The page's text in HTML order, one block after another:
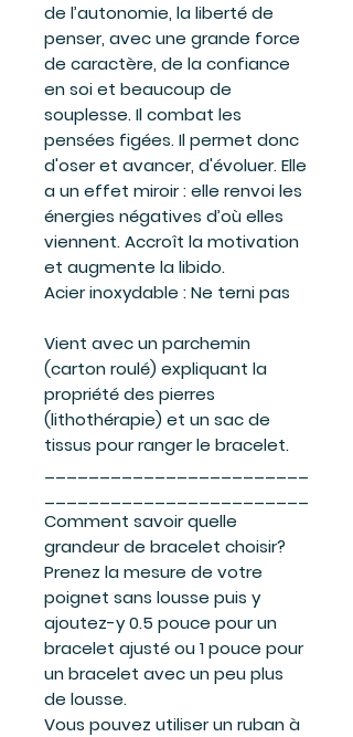
de l’autonomie, la liberté de
penser, avec une grande force
de caractère, de la confiance
en soi et beaucoup de
souplesse. Il combat les
pensées figées. Il permet donc
d'oser et avancer, d'évoluer. Elle
a un effet miroir : elle renvoi les
énergies négatives d’où elles
viennent. Accroît la motivation
et augmente la libido.
Acier inoxydable : Ne terni pas
Vient avec un parchemin
(carton roulé) expliquant la
propriété des pierres
(lithothérapie) et un sac de
tissus pour ranger le bracelet.
Comment savoir quelle
grandeur de bracelet choisir?
Prenez la mesure de votre
poignet sans lousse puis y
ajoutez-y 0.5 pouce pour un
bracelet ajusté ou 1 pouce pour
un bracelet avec un peu plus
de lousse.
Vous pouvez utiliser un ruban à